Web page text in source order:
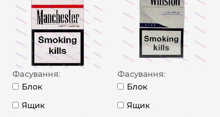
Фасування:
Блок
Ящик
Фасування:
Блок
Ящик